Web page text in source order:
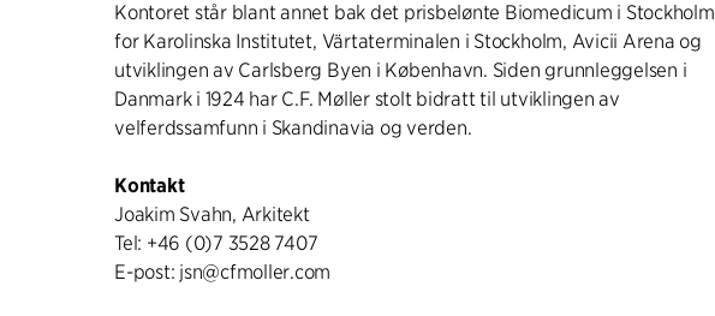
Kontoret står blant annet bak det prisbelønte Biomedicum i Stockholm
for Karolinska Institutet, Värtaterminalen i Stockholm, Avicii Arena og
utviklingen av Carlsberg Byen i København. Siden grunnleggelsen i
Danmark i 1924 har C.F. Møller stolt bidratt til utviklingen av
velferdssamfunn i Skandinavia og verden.
Kontakt
Joakim Svahn, Arkitekt
Tel: +46 (0)7 3528 7407
E-post: jsn@cfmoller.com